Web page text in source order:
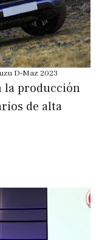
D-Maz 2023
la producción
de alta